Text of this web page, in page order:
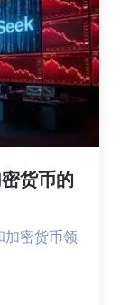
货币的
加密货币领